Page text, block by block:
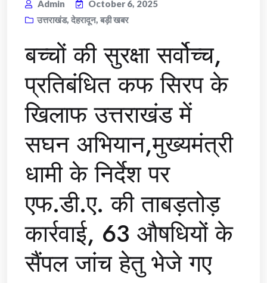
Admin
October 6, 2025
उत्तराखंड, देहरादून, बड़ी खबर
बच्चों की सुरक्षा सर्वोच्च,
प्रतिबंधित कफ सिरप के
खिलाफ उत्तराखंड में
सघन अभियान,मुख्यमंत्री
धामी के निर्देश पर
एफ.डी.ए. की ताबड़तोड़
कार्रवाई, 63 औषधियों के
सैंपल जांच हेतु भेजे गए